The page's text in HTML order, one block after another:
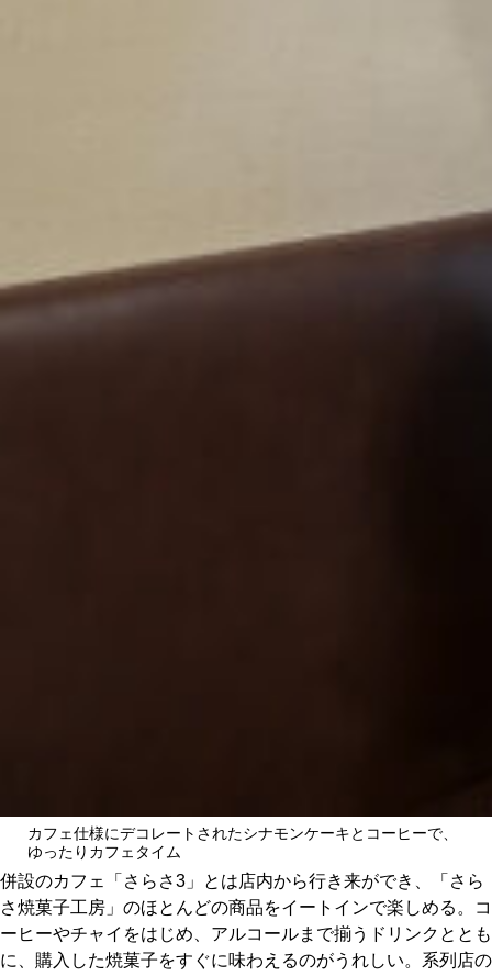
カフェ仕様にデコレートされたシナモンケーキとコーヒーで、
ゆったりカフェタイム
併設のカフェ「さらさ3」とは店内から行き来ができ、「さら
さ焼菓子工房」のほとんどの商品をイートインで楽しめる。コ
ーヒーやチャイをはじめ、アルコールまで揃うドリンクととも
に、購入した焼菓子をすぐに味わえるのがうれしい。系列店の